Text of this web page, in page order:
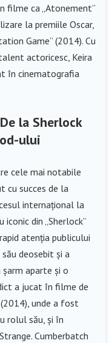
filme ca „Atonement”
la premiile Oscar,
Game” (2014). Cu
actoricesc, Keira
în cinematografia
la Sherlock
ului
cele mai notabile
cu succes de la
internațional la
din „Sherlock”
atenția publicului
deosebit și a
aparte și o
a jucat în filme de
unde a fost
rolul său, și în
Cumberbatch